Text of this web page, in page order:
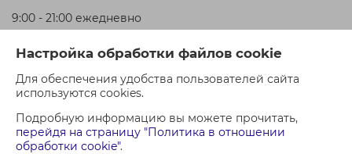
Настройка обработки файлов cookie
Для обеспечения удобства пользователей сайта
используются cookies.
Подробную информацию вы можете прочитать,
перейдя на страницу "Политика в отношении
обработки cookie".
9:00 - 21:00 ежедневно
+375 (29) 550-00-21 (МТС)
+375 (44) 550-00-71 (A1)
Кол-во просмотров: 1285